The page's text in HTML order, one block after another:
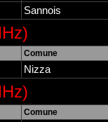
Sannois
Comune
Nizza
Comune